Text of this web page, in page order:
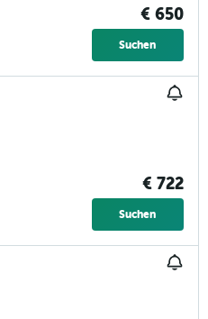
€ 650
Suchen
€ 722
Suchen